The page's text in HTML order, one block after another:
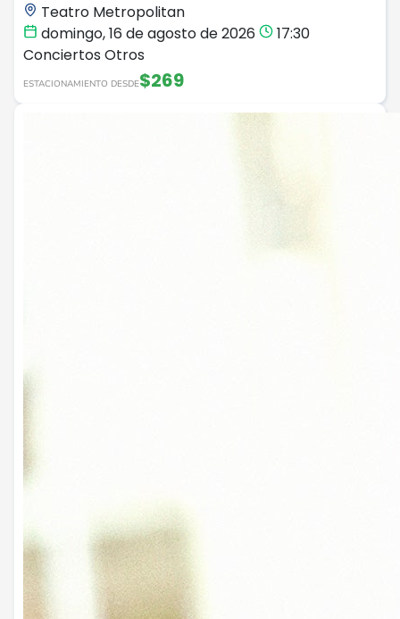
Teatro Metropolitan
domingo, 16 de agosto de 2026
17:30
Conciertos Otros
ESTACIONAMIENTO DESDE$269